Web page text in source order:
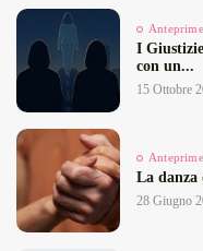
Anteprime
I
con un...
15 Ottobre
Anteprime
La danza
28 Giugno